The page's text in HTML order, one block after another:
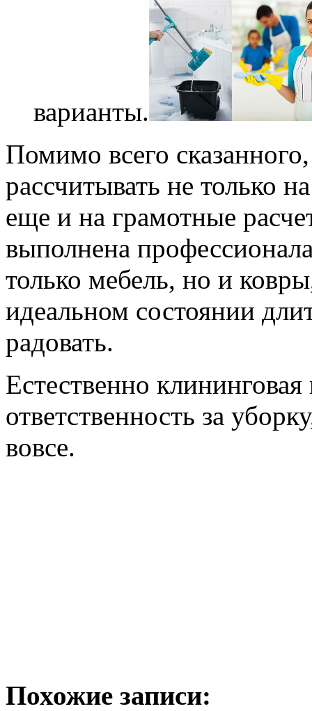
варианты.
Помимо всего
рассчитывать не только
еще и на грамотные
выполнена
только мебель, но и
идеальном состоянии
радовать.
Естественно
ответственность за
вовсе.
Похожие записи: